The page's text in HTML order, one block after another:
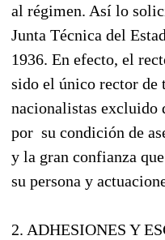
al régimen. Así lo
Junta Técnica del
1936. En efecto, el
sido el único rector de
nacionalistas excluido
por su condición de
y la gran confianza
su persona y
2. ADHESIONES Y